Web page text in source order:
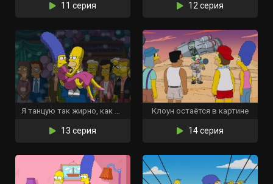
11 серия 12 серия
Я танцую так жирно, как могу
13 серия
Клоун остаётся в картине
14 серия